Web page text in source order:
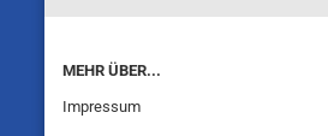
MEHR ÜBER...
Impressum